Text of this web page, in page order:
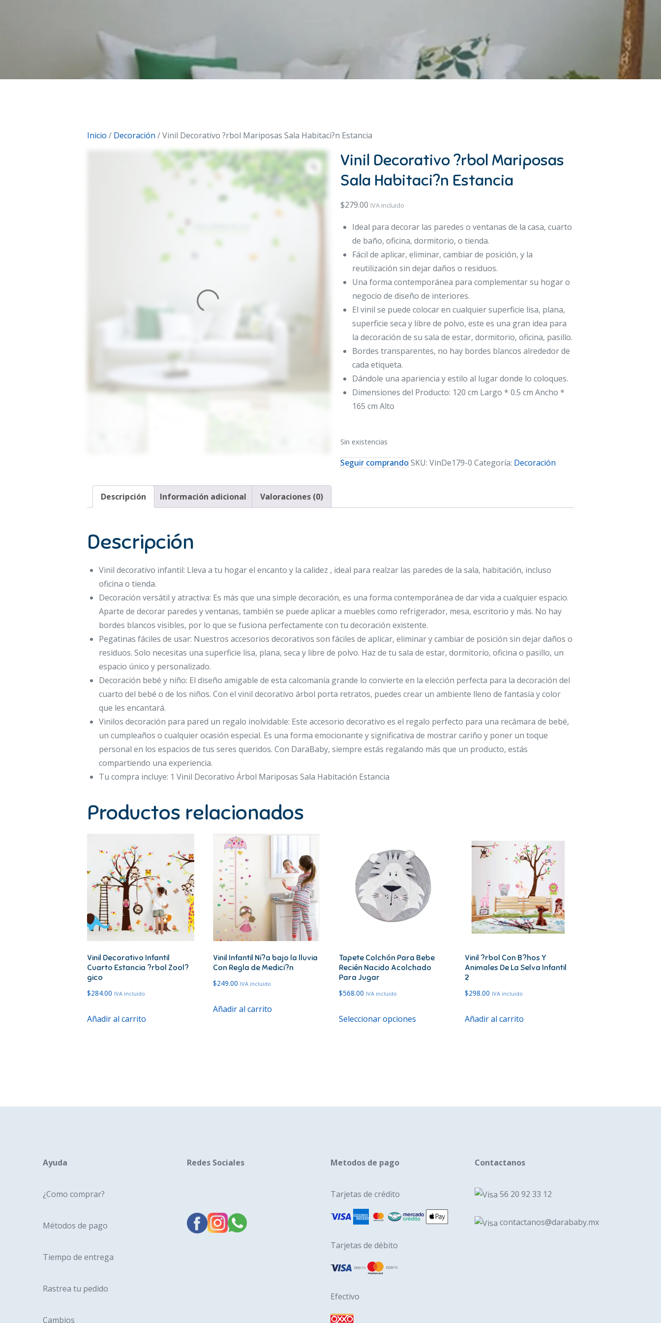
Inicio / Decoración / Vinil Decorativo ?rbol Mariposas Sala Habitaci?n Estancia
Vinil Decorativo ?rbol Mariposas
Sala Habitaci?n Estancia
$279.00 IVA incluido
Ideal para decorar las paredes o ventanas de la casa, cuarto
de baño, oficina, dormitorio, o tienda.
Fácil de aplicar, eliminar, cambiar de posición, y la
reutilización sin dejar daños o residuos.
Una forma contemporánea para complementar su hogar o
negocio de diseño de interiores.
El vinil se puede colocar en cualquier superficie lisa, plana,
superficie seca y libre de polvo, este es una gran idea para
la decoración de su sala de estar, dormitorio, oficina, pasillo.
Bordes transparentes, no hay bordes blancos alrededor de
cada etiqueta.
Dándole una apariencia y estilo al lugar donde lo coloques.
Dimensiones del Producto: 120 cm Largo * 0.5 cm Ancho *
165 cm Alto
Sin existencias
Seguir comprando SKU: VinDe179-0 Categoría: Decoración
Descripción Información adicional Valoraciones (0)
Descripción
Vinil decorativo infantil: Lleva a tu hogar el encanto y la calidez , ideal para realzar las paredes de la sala, habitación, incluso
oficina o tienda.
Decoración versátil y atractiva: Es más que una simple decoración, es una forma contemporánea de dar vida a cualquier espacio.
Aparte de decorar paredes y ventanas, también se puede aplicar a muebles como refrigerador, mesa, escritorio y más. No hay
bordes blancos visibles, por lo que se fusiona perfectamente con tu decoración existente.
Pegatinas fáciles de usar: Nuestros accesorios decorativos son fáciles de aplicar, eliminar y cambiar de posición sin dejar daños o
residuos. Solo necesitas una superficie lisa, plana, seca y libre de polvo. Haz de tu sala de estar, dormitorio, oficina o pasillo, un
espacio único y personalizado.
Decoración bebé y niño: El diseño amigable de esta calcomanía grande lo convierte en la elección perfecta para la decoración del
cuarto del bebé o de los niños. Con el vinil decorativo árbol porta retratos, puedes crear un ambiente lleno de fantasía y color
que les encantará.
Vinilos decoración para pared un regalo inolvidable: Este accesorio decorativo es el regalo perfecto para una recámara de bebé,
un cumpleaños o cualquier ocasión especial. Es una forma emocionante y significativa de mostrar cariño y poner un toque
personal en los espacios de tus seres queridos. Con DaraBaby, siempre estás regalando más que un producto, estás
compartiendo una experiencia.
Tu compra incluye: 1 Vinil Decorativo Árbol Mariposas Sala Habitación Estancia
Productos relacionados
Vinil Decorativo Infantil
Cuarto Estancia ?rbol Zool?
gico
$284.00 IVA incluido
Añadir al carrito
Vinil Infantil Ni?a bajo la lluvia
Con Regla de Medici?n
$249.00 IVA incluido
Añadir al carrito
Tapete Colchón Para Bebe
Recién Nacido Acolchado
Para Jugar
$568.00 IVA incluido
Seleccionar opcionesproducto
se
Vinil ?rbol Con B?hos Y
Animales De La Selva Infantil
2
$298.00 IVA incluido
Añadir al carrito
Ayuda
¿Como comprar?
Métodos de pago
Tiempo de entrega
Rastrea tu pedido
Cambios
Redes Sociales Metodos de pago
Tarjetas de crédito
Tarjetas de débito
Efectivo
Contactanos
56 20 92 33 12
contactanos@darababy.mx